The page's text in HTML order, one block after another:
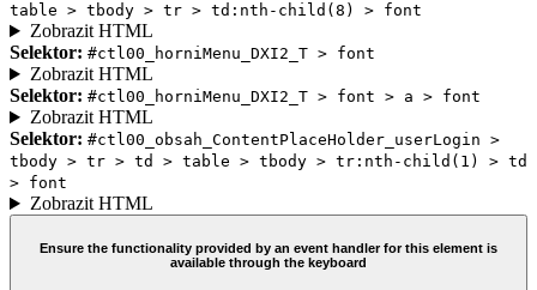
table > tbody > tr > td:nth-child(8) > font
Zobrazit HTML
Selektor: #ctl00_horniMenu_DXI2_T > font
Zobrazit HTML
Selektor: #ctl00_horniMenu_DXI2_T > font > a > font
Zobrazit HTML
Selektor: #ctl00_obsah_ContentPlaceHolder_userLogin >
tbody > tr > td > table > tbody > tr:nth-child(1) > td
> font
Zobrazit HTML
Ensure the functionality provided by an event handler for this element is
available through the keyboard